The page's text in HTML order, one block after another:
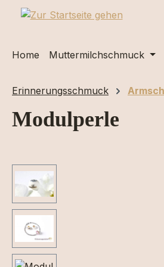
Hauptinhalt springen
Zur Suche springen
Zur Hauptnavigation springen
Home Muttermilchschmuck
Erinnerungsschmuck
Modulperle
Bildergalerie überspringen